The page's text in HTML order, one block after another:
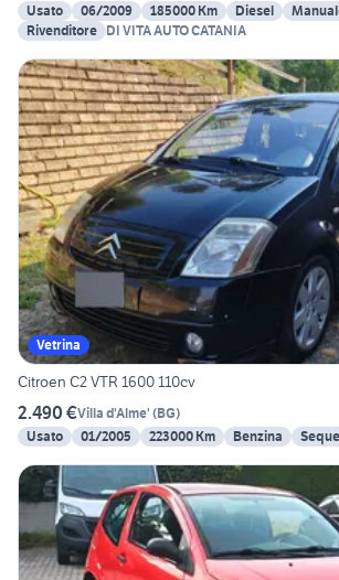
Usato
06/2009 185000 Km Diesel
Rivenditore DI VITA AUTO CATANIA
Vetrina
Citroen C2 VTR 1600 110cv
2.490 €Villa d'Alme' (BG)
Usato
01/2005 223000 Km Benzina